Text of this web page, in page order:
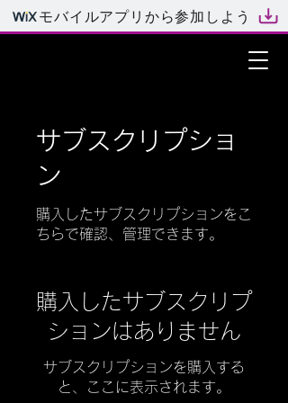
モバイルアプリから参加しよう
サブスクリプショ
ン
購入したサブスクリプションをこ
ちらで確認、管理できます。
購入したサブスクリプ
ションはありません
サブスクリプションを購入する
と、ここに表示されます。